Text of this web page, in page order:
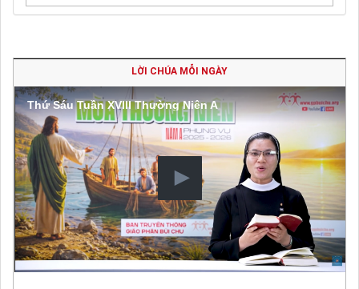
LỜI CHÚA MỖI NGÀY
Thứ Sáu Tuần XVIII Thường Niên A